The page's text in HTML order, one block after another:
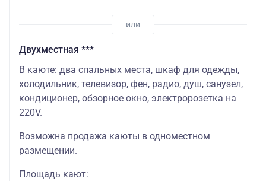
Двухместная ***
В каюте: два спальных места, шкаф для одежды,
холодильник, телевизор, фен, радио, душ, санузел,
кондиционер, обзорное окно, электророзетка на
220V.
Возможна продажа каюты в одноместном
размещении.
Площадь кают: